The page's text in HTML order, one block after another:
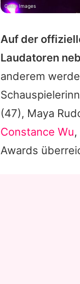
Auf der
Laudatoren
anderem
(47), Maya
Constance Wu
Awards
Getty Images